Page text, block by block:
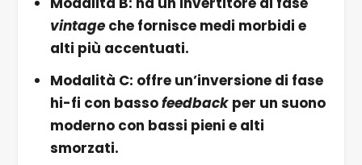
vintage che fornisce medi morbidi e
alti più accentuati.
Modalità C: offre un’inversione di fase
hi-fi con bassofeedback per un suono
moderno con bassi pieni e alti
smorzati.